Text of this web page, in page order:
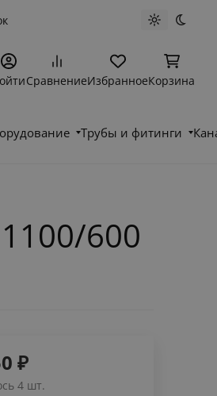
Светлая
СравнениеИзбранноеКорзина
Трубы и фитинги
600
₽
4 шт.